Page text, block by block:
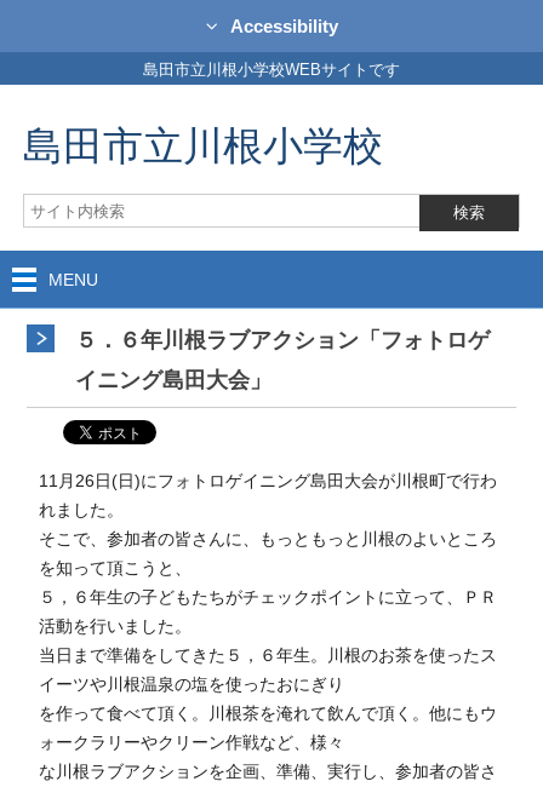
Accessibility
島田市立川根小学校WEBサイトです
島田市立川根小学校
MENU
５．６年川根ラブアクション「フォトロゲ
イニング島田大会」
11月26日(日)にフォトロゲイニング島田大会が川根町で行わ
れました。
そこで、参加者の皆さんに、もっともっと川根のよいところ
を知って頂こうと、
５，６年生の子どもたちがチェックポイントに立って、ＰＲ
活動を行いました。
当日まで準備をしてきた５，６年生。川根のお茶を使ったス
イーツや川根温泉の塩を使ったおにぎり
を作って食べて頂く。川根茶を淹れて飲んで頂く。他にもウ
ォークラリーやクリーン作戦など、様々
な川根ラブアクションを企画、準備、実行し、参加者の皆さ